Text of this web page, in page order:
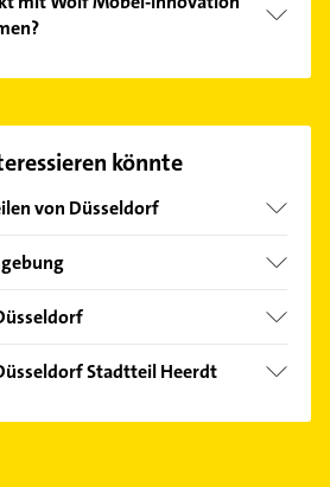
könnte
von Düsseldorf
Stadtteil Heerdt